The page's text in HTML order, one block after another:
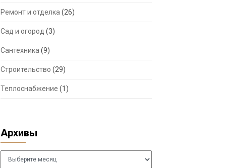
Ремонт и отделка (26)
Сад и огород (3)
Сантехника (9)
Строительство (29)
Теплоснабжение (1)
Архивы
Архивы